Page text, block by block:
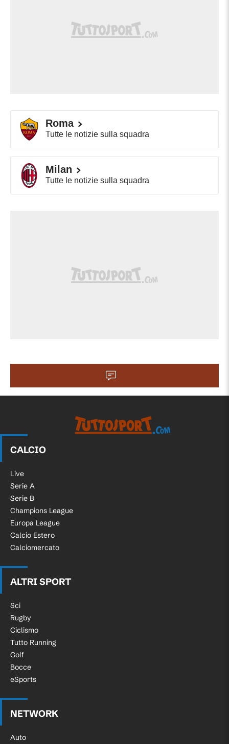
Roma
Tutte le notizie sulla squadra
Milan
Tutte le notizie sulla squadra
CALCIO
Live
Serie A
Serie B
Champions League
Europa League
Calcio Estero
Calciomercato
ALTRI SPORT
Sci
Rugby
Ciclismo
Tutto Running
Golf
Bocce
eSports
NETWORK
Auto